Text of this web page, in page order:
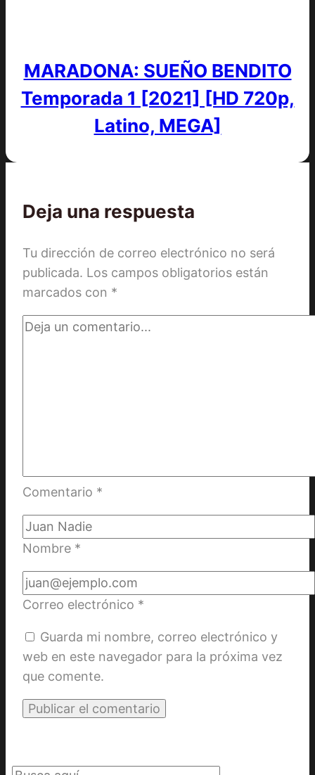
MARADONA: SUEÑO BENDITO
Temporada 1 [2021] [HD 720p,
Latino, MEGA]
Deja una respuesta
Tu dirección de correo electrónico no será
publicada. Los campos obligatorios están
marcados con *
Comentario *
Nombre *
Correo electrónico *
Guarda mi nombre, correo electrónico y
web en este navegador para la próxima vez
que comente.